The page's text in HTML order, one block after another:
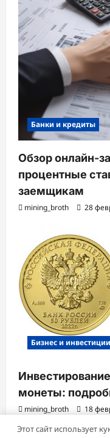
Банки и кредиты
Обзор онлайн-
процентные
заемщикам
mining_broth 28
Бизнес и инвестиции
монеты:
mining_broth 18
Этот сайт использует